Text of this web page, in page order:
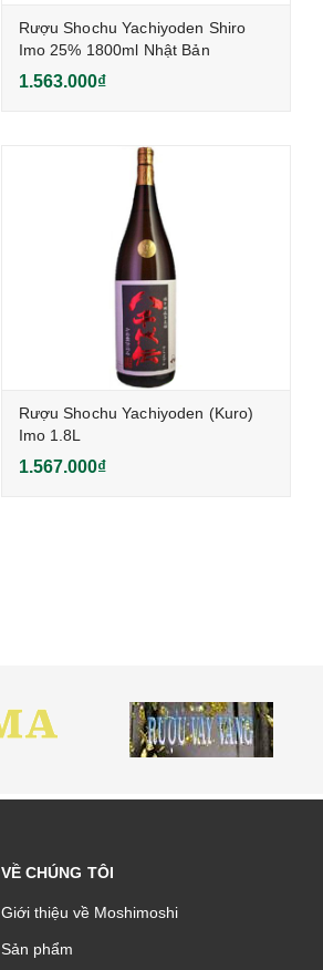
Rượu Shochu Yachiyoden Shiro
Imo 25% 1800ml Nhật Bản
1.563.000₫
Rượu Shochu Yachiyoden (Kuro)
Imo 1.8L
1.567.000₫
VỀ CHÚNG TÔI
Giới thiệu về Moshimoshi
Sản phẩm